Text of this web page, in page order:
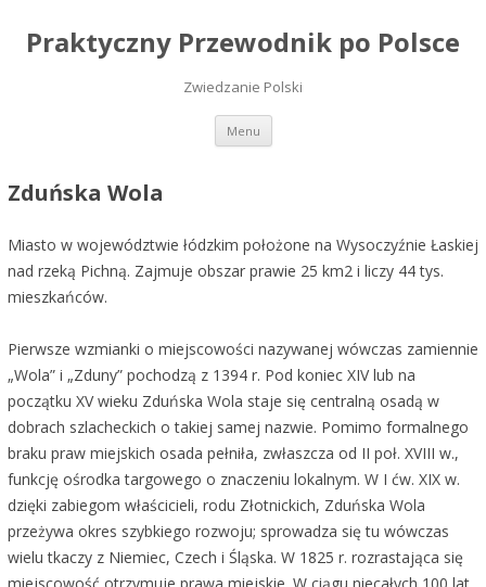
Praktyczny Przewodnik po Polsce
Zwiedzanie Polski
Menu Przeskocz do treści
Zduńska Wola
Miasto w województwie łódzkim położone na Wysoczyźnie Łaskiej
nad rzeką Pichną. Zajmuje obszar prawie 25 km2 i liczy 44 tys.
mieszkańców.
Pierwsze wzmianki o miejscowości nazywanej wówczas zamiennie
„Wola” i „Zduny” pochodzą z 1394 r. Pod koniec XIV lub na
początku XV wieku Zduńska Wola staje się centralną osadą w
dobrach szlacheckich o takiej samej nazwie. Pomimo formalnego
braku praw miejskich osada pełniła, zwłaszcza od II poł. XVIII w.,
funkcję ośrodka targowego o znaczeniu lokalnym. W I ćw. XIX w.
dzięki zabiegom właścicieli, rodu Złotnickich, Zduńska Wola
przeżywa okres szybkiego rozwoju; sprowadza się tu wówczas
wielu tkaczy z Niemiec, Czech i Śląska. W 1825 r. rozrastająca się